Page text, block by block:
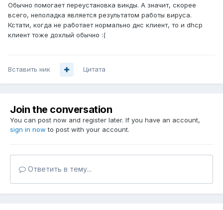
Обычно помогает переустановка винды. А значит, скорее
всего, неполадка является результатом работы вируса.
Кстати, когда не работает нормально днс клиент, то и dhcp
клиент тоже дохлый обычно :(
Вставить ник Цитата
Join the conversation
You can post now and register later. If you have an account,
sign in now to post with your account.
Ответить в тему...